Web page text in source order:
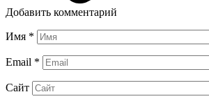
Добавить комментарий
Имя *
Email *
Сайт